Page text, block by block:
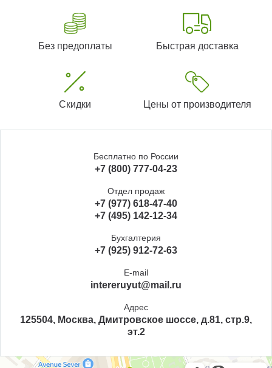
Без предоплаты Быстрая доставка
Скидки Цены от производителя
Бесплатно по России
+7 (800) 777-04-23
Отдел продаж
+7 (977) 618-47-40
+7 (495) 142-12-34
Бухгалтерия
+7 (925) 912-72-63
E-mail
intereruyut@mail.ru
Адрес
125504, Москва, Дмитровское шоссе, д.81, стр.9,
эт.2